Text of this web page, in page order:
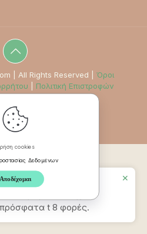
| All Rights Reserved | Όροι
Πολιτική Επιστροφών
cookies
Δεδομένων
ΑποδέχομαιΑνακούφισης
t 8 φορές.
✕